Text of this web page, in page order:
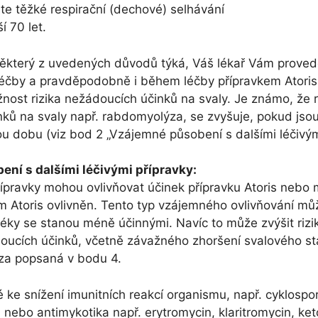
těžké respirační (dechové) selhávání
70 let.
z uvedených důvodů týká, Váš lékař Vám
a pravděpodobně i během léčby přípravkem
rizika nežádoucích účinků na svaly. Je známo, že
na svaly např. rabdomyolýza, se zvyšuje, pokud
dobu (viz bod 2 „Vzájemné působení s dalšími
s dalšími léčivými přípravky:
mohou ovlivňovat účinek přípravku Atoris nebo
Atoris ovlivněn. Tento typ vzájemného ovlivňování
se stanou méně účinnými. Navíc to může zvýšit
účinků, včetně závažného zhoršení svalového
popsaná v bodu 4.
ke snížení imunitních reakcí organismu, např.
antimykotika např. erytromycin, klaritromycin,